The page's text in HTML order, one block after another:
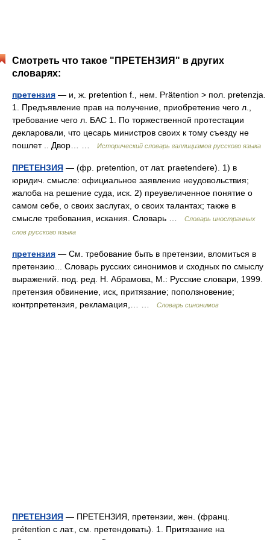
Смотреть что такое "ПРЕТЕНЗИЯ" в других
словарях:
претензия — и, ж. pretention f., нем. Prätention > пол. pretenzja.
1. Предъявление прав на получение, приобретение чего л.,
требование чего л. БАС 1. По торжественной протестации
декларовали, что цесарь министров своих к тому съезду не
пошлет .. Двор… …
Исторический словарь галлицизмов русского языка
ПРЕТЕНЗИЯ — (фр. pretention, от лат. praetendere). 1) в
юридич. смысле: официальное заявление неудовольствия;
жалоба на решение суда, иск. 2) преувеличенное понятие о
самом себе, о своих заслугах, о своих талантах; также в
смысле требования, искания. Словарь …
Словарь иностранных
слов русского языка
претензия — См. требование быть в претензии, вломиться в
претензию... Словарь русских синонимов и сходных по смыслу
выражений. под. ред. Н. Абрамова, М.: Русские словари, 1999.
претензия обвинение, иск, притязание; поползновение;
контрпретензия, рекламация,… …
Словарь синонимов
ПРЕТЕНЗИЯ — ПРЕТЕНЗИЯ, претензии, жен. (франц.
prétention с лат., см. претендовать). 1. Притязание на